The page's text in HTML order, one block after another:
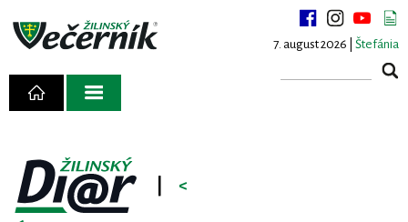
7. august 2026 | Štefánia
<